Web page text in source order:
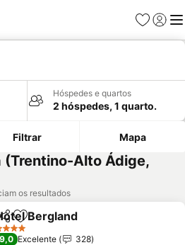
Favoritos
Iniciar
Hóspedes e quartos
2 hóspedes, 1 quarto.
Filtrar Mapa
(Trentino-Alto Ádige,
os resultados
Adicionar aos favoritos
Bergland
Estrelas
9,0 Excelente
328